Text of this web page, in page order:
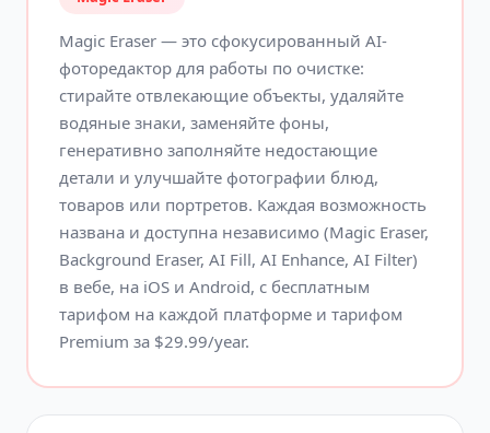
Magic Eraser — это сфокусированный AI-
фоторедактор для работы по очистке:
стирайте отвлекающие объекты, удаляйте
водяные знаки, заменяйте фоны,
генеративно заполняйте недостающие
детали и улучшайте фотографии блюд,
товаров или портретов. Каждая возможность
названа и доступна независимо (Magic Eraser,
Background Eraser, AI Fill, AI Enhance, AI Filter)
в вебе, на iOS и Android, с бесплатным
тарифом на каждой платформе и тарифом
Premium за $29.99/year.